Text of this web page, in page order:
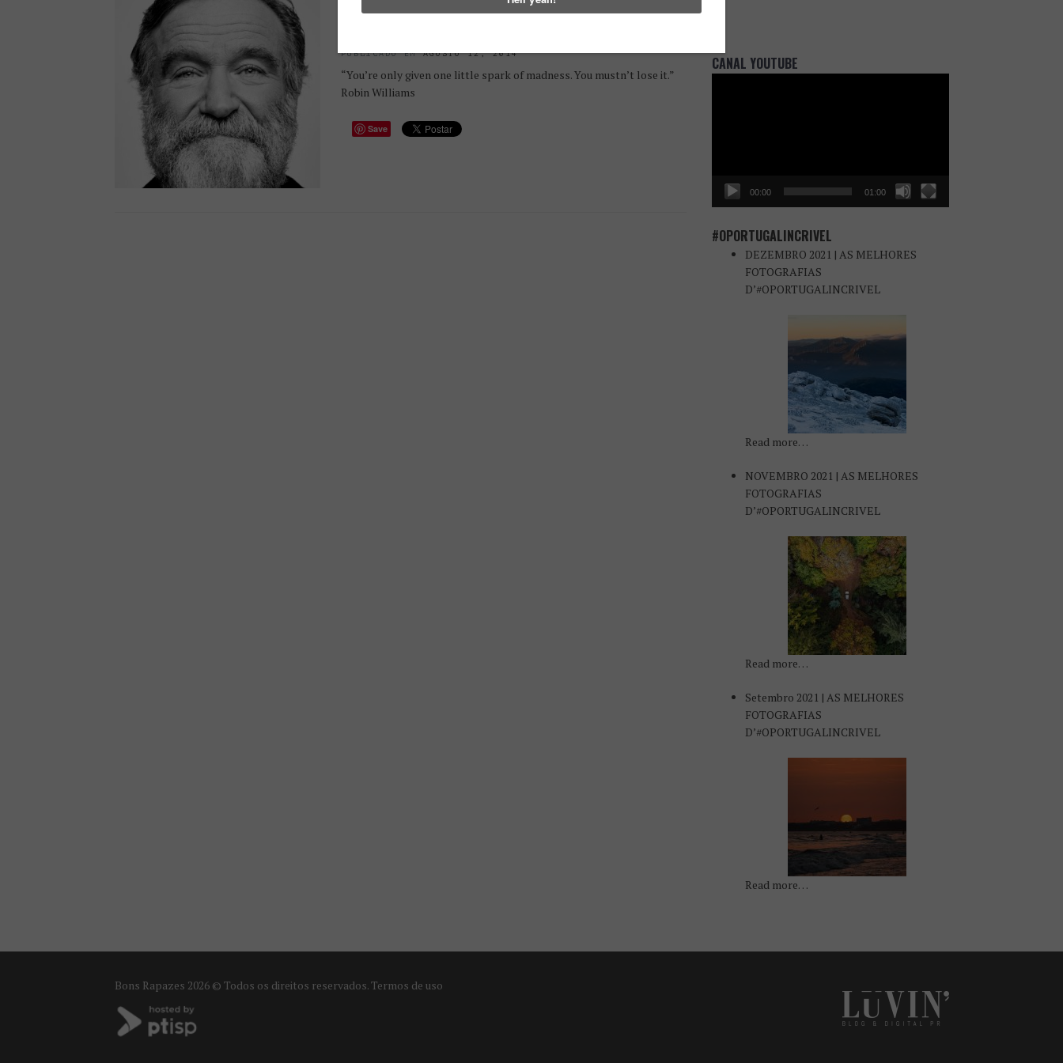
PUBLICADO EMAGOSTO 12, 2014
“You’re only given one little spark of madness. You mustn’t lose it.”
Robin Williams
Save
CANAL YOUTUBE
00:00 01:00
#OPORTUGALINCRIVEL
DEZEMBRO 2021 | AS MELHORES
FOTOGRAFIAS
D’#OPORTUGALINCRIVEL
Read more…
NOVEMBRO 2021 | AS MELHORES
FOTOGRAFIAS
D’#OPORTUGALINCRIVEL
Read more…
Setembro 2021 | AS MELHORES
FOTOGRAFIAS
D’#OPORTUGALINCRIVEL
Read more…
Bons Rapazes 2026 © Todos os direitos reservados.Termos de uso